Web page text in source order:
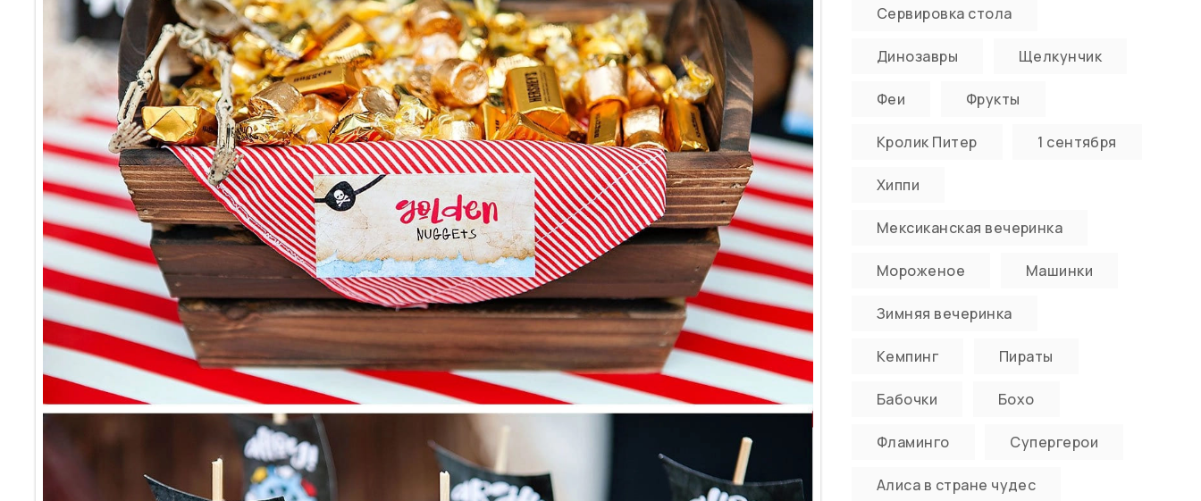
Сервировка стола
Динозавры Щелкунчик
Феи Фрукты
Кролик Питер 1 сентября
Хиппи
Мексиканская вечеринка
Мороженое Машинки
Зимняя вечеринка
Кемпинг Пираты
Бабочки Бохо
Фламинго Супергерои
Алиса в стране чудес